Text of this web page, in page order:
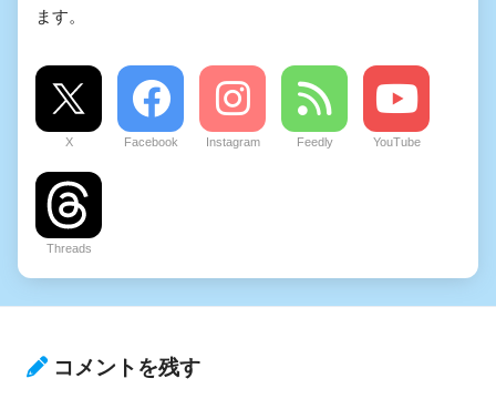
ます。
X Facebook Instagram Feedly YouTube
Threads
コメントを残す